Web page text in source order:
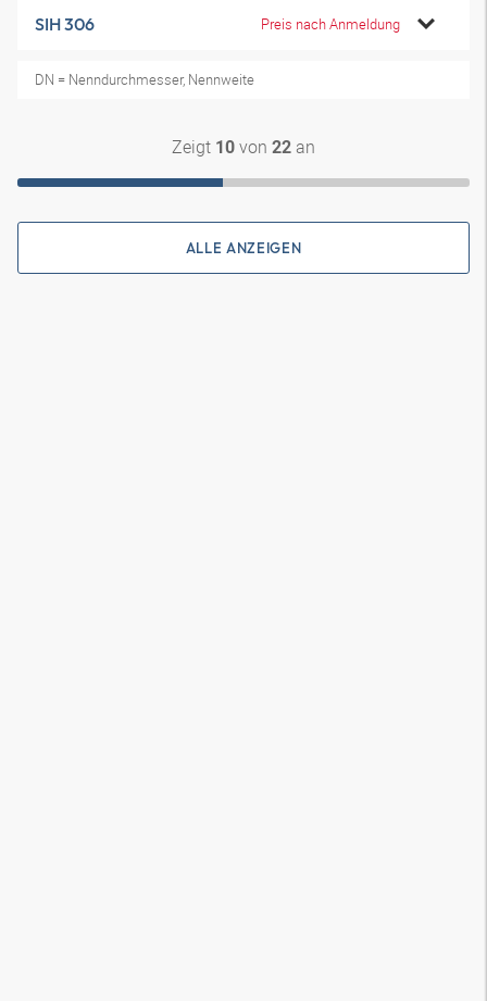
SIH 306 Preis nach Anmeldung
DN = Nenndurchmesser, Nennweite
Zeigt 10 von 22 an
ALLE ANZEIGEN